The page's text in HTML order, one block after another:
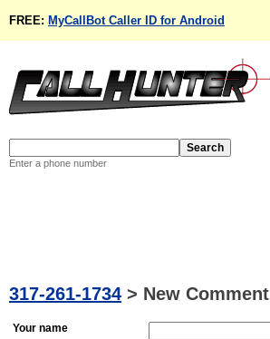
FREE: MyCallBot Caller ID for Android
Enter a phone number
317-261-1734 > New Comment
Your name